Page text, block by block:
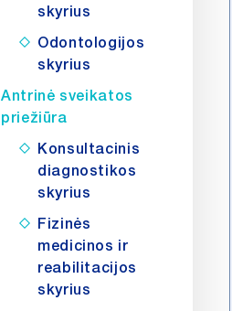
skyrius
Odontologijos
skyrius
Antrinė sveikatos
priežiūra
Konsultacinis
diagnostikos
skyrius
Fizinės
medicinos ir
reabilitacijos
skyrius